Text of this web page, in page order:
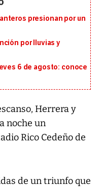
presionan por un
por lluvias y
6 de agosto: conoce
Herrera y
noche un
Rico Cedeño de
de un triunfo que